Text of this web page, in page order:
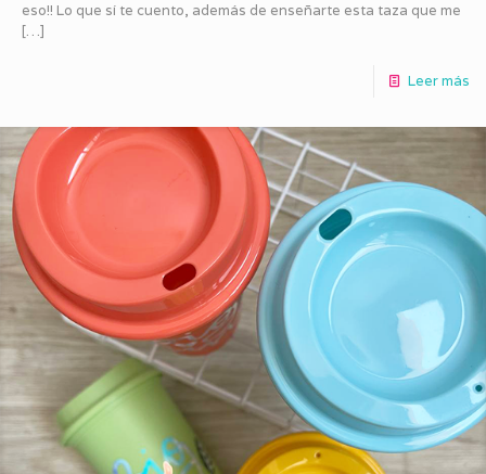
eso!! Lo que sí te cuento, además de enseñarte esta taza que me
[…]
Leer más